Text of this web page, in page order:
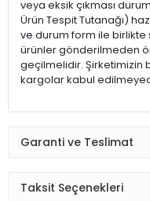
veya eksik çıkması
Ürün Tespit Tutanağı)
ve durum form ile birlikte
ürünler gönderilmeden
geçilmelidir. Şirketimizin
kargolar kabul
Garanti ve Teslimat
Taksit Seçenekleri